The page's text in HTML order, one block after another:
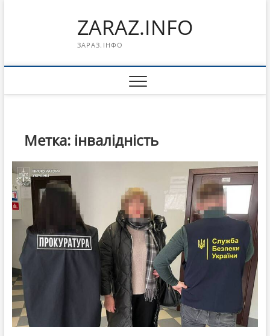
ZARAZ.INFO
ЗАРАЗ.ІНФО
Метка: інвалідність